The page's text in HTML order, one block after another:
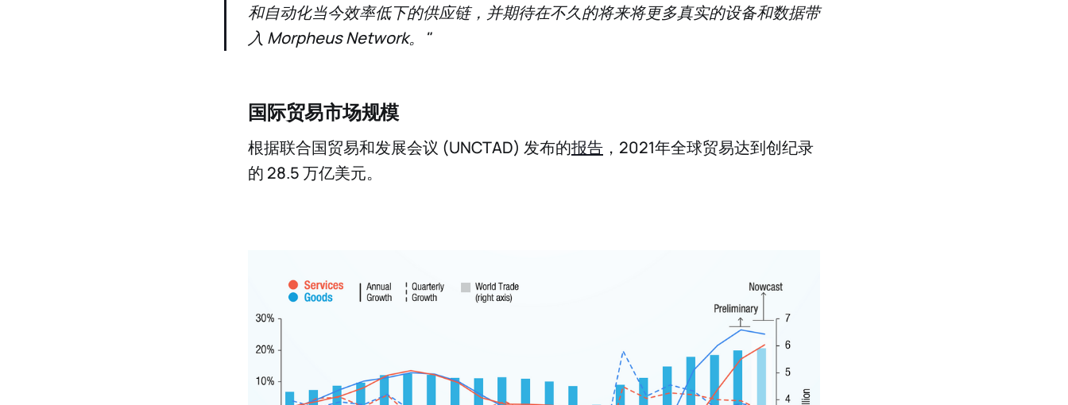
和自动化当今效率低下的供应链，并期待在不久的将来将更多真实的设备和数据带
入 Morpheus Network。"
国际贸易市场规模
根据联合国贸易和发展会议 (UNCTAD) 发布的报告 ，2021年全球贸易达到创纪录
的 28.5 万亿美元。